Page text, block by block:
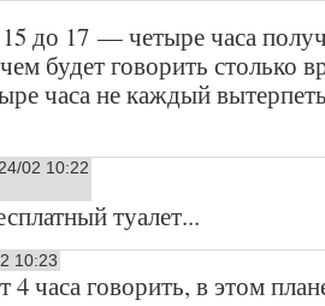
до 17 — четыре часа
будет говорить столько
часа не каждый
02 10:22
туалет...
10:23
4 часа говорить, в этом